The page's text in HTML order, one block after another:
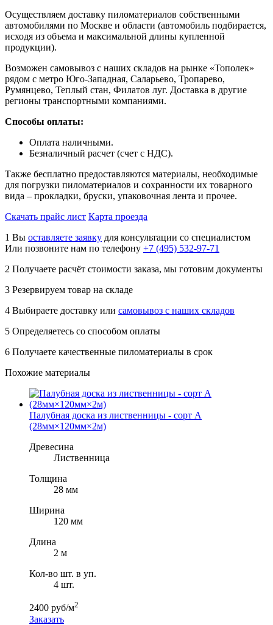
Осуществляем доставку пиломатериалов собственными
автомобилями по Москве и области (автомобиль подбирается,
исходя из объема и максимальной длины купленной
продукции).
Возможен самовывоз с наших складов на рынке «Тополек»
рядом с метро Юго-Западная, Саларьево, Тропарево,
Румянцево, Теплый стан, Филатов луг. Доставка в другие
регионы транспортными компаниями.
Способы оплаты:
Оплата наличными.
Безналичный расчет (счет с НДС).
Также бесплатно предоставляются материалы, необходимые
для погрузки пиломатериалов и сохранности их товарного
вида – прокладки, бруски, упаковочная лента и прочее.
Скачать прайс лист Карта проезда
1 Вы оставляете заявку для консультации со специалистом
Или позвоните нам по телефону +7 (495) 532-97-71
2 Получаете расчёт стоимости заказа, мы готовим документы
3 Резервируем товар на складе
4 Выбираете доставку или самовывоз с наших складов
5 Определяетесь со способом оплаты
6 Получаете качественные пиломатериалы в срок
Похожие материалы
Палубная доска из лиственницы - сорт A
(28мм×120мм×2м)
Древесина
Лиственница
Толщина
28 мм
Ширина
120 мм
Длина
2 м
Кол-во шт. в уп.
4 шт.
2400 руб/м2
Заказать